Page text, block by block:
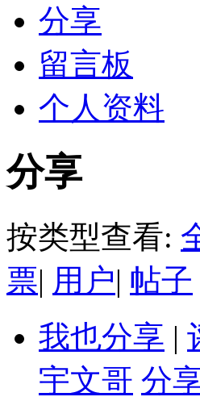
分享
留言板
个人资料
分享
按类型查看:
票| 用户| 帖子
我也分享 |
宇文哥 分